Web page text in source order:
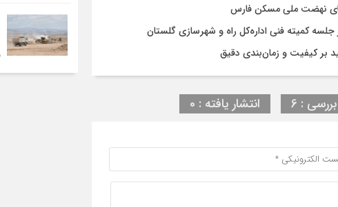
نهضت ملی مسکن فارس
کمیته فنی اداره‌کل راه و شهرسازی گلستان
: 6 انتشار یافته : 0